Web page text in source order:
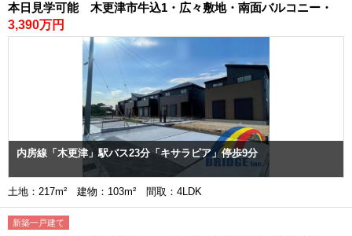
本日見学可能 木更津市牛込1・広々敷地・南面バルコニー・
3,390万円
内房線「木更津」駅バス23分「キサラピア」停歩9分
土地：217m² 建物：103m² 間取：4LDK
新築一戸建て